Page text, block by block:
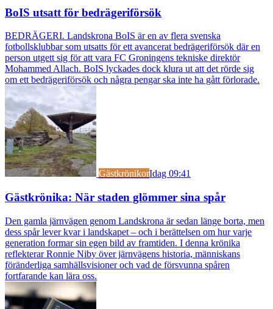
BoIS utsatt för bedrägeriförsök
BEDRÄGERI. Landskrona BoIS är en av flera svenska
fotbollsklubbar som utsatts för ett avancerat bedrägeriförsök där en
person utgett sig för att vara FC Groningens tekniske direktör
Mohammed Allach. BoIS lyckades dock klura ut att det rörde sig
om ett bedrägeriförsök och några pengar ska inte ha gått förlorade.
GästkrönikorIdag 09:41
Gästkrönika: När staden glömmer sina spår
Den gamla järnvägen genom Landskrona är sedan länge borta, men
dess spår lever kvar i landskapet – och i berättelsen om hur varje
generation formar sin egen bild av framtiden. I denna krönika
reflekterar Ronnie Niby över järnvägens historia, människans
föränderliga samhällsvisioner och vad de försvunna spåren
fortfarande kan lära oss.